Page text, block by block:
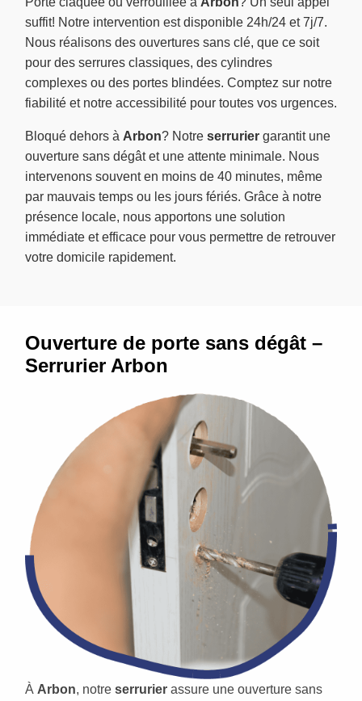
suffit! Notre intervention est disponible 24h/24 et 7j/7.
Nous réalisons des ouvertures sans clé, que ce soit
pour des serrures classiques, des cylindres
complexes ou des portes blindées. Comptez sur notre
fiabilité et notre accessibilité pour toutes vos urgences.
Bloqué dehors à Arbon? Notre serrurier garantit une
ouverture sans dégât et une attente minimale. Nous
intervenons souvent en moins de 40 minutes, même
par mauvais temps ou les jours fériés. Grâce à notre
présence locale, nous apportons une solution
immédiate et efficace pour vous permettre de retrouver
votre domicile rapidement.
Ouverture de porte sans dégât –
Serrurier Arbon
À Arbon, notre serrurier assure une ouverture sans